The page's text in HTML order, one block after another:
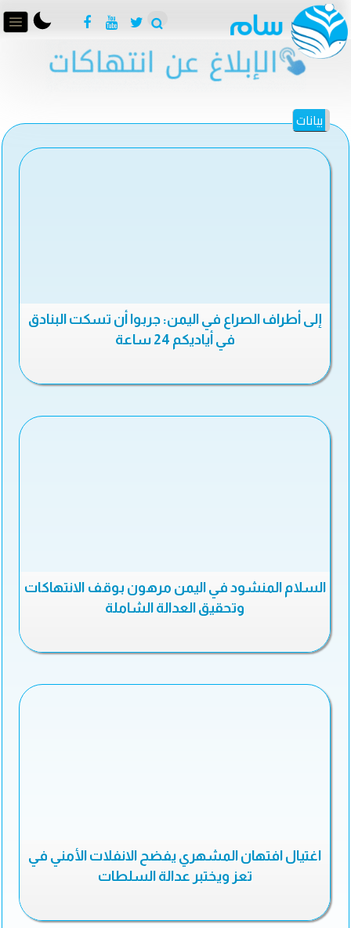
بيانات
إلى أطراف الصراع في اليمن: جربوا أن تسكت البنادق
في أياديكم 24 ساعة
السلام المنشود في اليمن مرهون بوقف الانتهاكات
وتحقيق العدالة الشاملة
اغتيال افتهان المشهري يفضح الانفلات الأمني في
تعز ويختبر عدالة السلطات